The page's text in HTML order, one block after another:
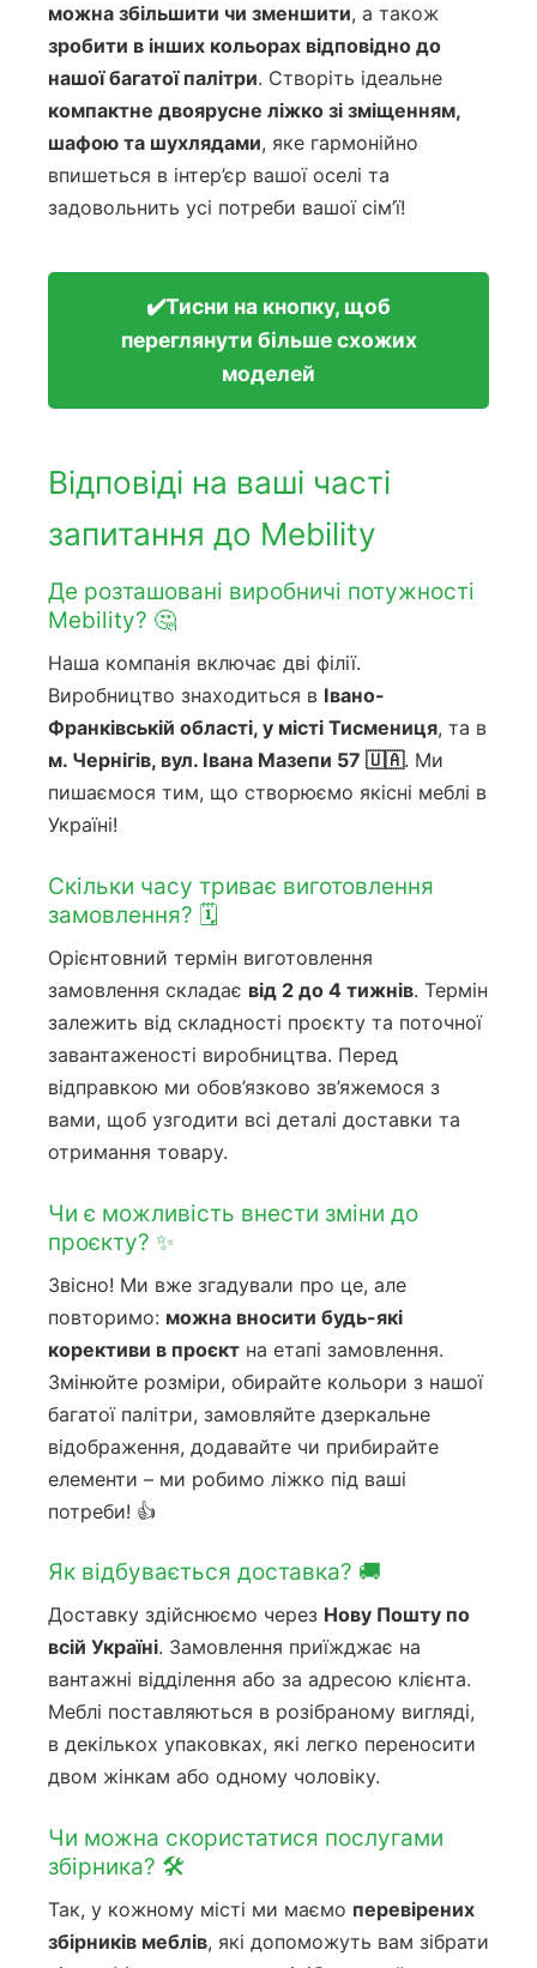
можна збільшити чи зменшити, а також
зробити в інших кольорах відповідно до
нашої багатої палітри. Створіть ідеальне
компактне двоярусне ліжко зі зміщенням,
шафою та шухлядами, яке гармонійно
впишеться в інтер’єр вашої оселі та
задовольнить усі потреби вашої сім’ї!
✔️Тисни на кнопку, щоб
переглянути більше схожих
моделей
Відповіді на ваші часті
запитання до Mebility
Де розташовані виробничі потужності
Mebility? 🤔
Наша компанія включає дві філії.
Виробництво знаходиться в Івано-
Франківській області, у місті Тисмениця, та в
м. Чернігів, вул. Івана Мазепи 57 🇺🇦. Ми
пишаємося тим, що створюємо якісні меблі в
Україні!
Скільки часу триває виготовлення
замовлення? 🗓️
Орієнтовний термін виготовлення
замовлення складає від 2 до 4 тижнів. Термін
залежить від складності проєкту та поточної
завантаженості виробництва. Перед
відправкою ми обов’язково зв’яжемося з
вами, щоб узгодити всі деталі доставки та
отримання товару.
Чи є можливість внести зміни до
проєкту? ✨
Звісно! Ми вже згадували про це, але
повторимо: можна вносити будь-які
корективи в проєкт на етапі замовлення.
Змінюйте розміри, обирайте кольори з нашої
багатої палітри, замовляйте дзеркальне
відображення, додавайте чи прибирайте
елементи – ми робимо ліжко під ваші
потреби! 👍
Як відбувається доставка? 🚚
Доставку здійснюємо через Нову Пошту по
всій Україні. Замовлення приїжджає на
вантажні відділення або за адресою клієнта.
Меблі поставляються в розібраному вигляді,
в декількох упаковках, які легко переносити
двом жінкам або одному чоловіку.
Чи можна скористатися послугами
збірника? 🛠️
Так, у кожному місті ми маємо перевірених
збірників меблів, які допоможуть вам зібрати